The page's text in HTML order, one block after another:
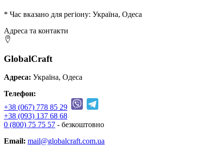
* Час вказано для регіону: Україна, Одеса
Адреса та контакти
GlobalCraft
Адреса: Україна, Одеса
Телефон:
+38 (067) 778 85 29
+38 (093) 137 68 68
0 (800) 75 75 57 - безкоштовно
Email: mail@globalcraft.com.ua